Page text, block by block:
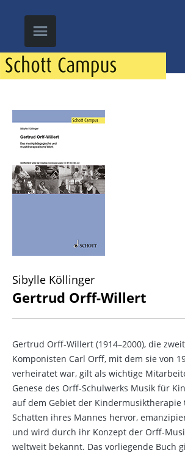
Sibylle Köllinger
Gertrud Orff-Willert
Gertrud Orff-Willert (1914–2000), die
Komponisten Carl Orff, mit dem sie von
verheiratet war, gilt als wichtige
Genese des Orff-Schulwerks Musik für
auf dem Gebiet der Kindermusiktherapie
Schatten ihres Mannes hervor,
und wird durch ihr Konzept der Orff-
weltweit bekannt. Das vorliegende Buch